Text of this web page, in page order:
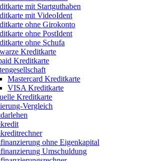
mit Startguthaben
mit VideoIdent
ohne Girokonto
ohne PostIdent
ohne Schufa
Kreditkarte
Kreditkarte
Mastercard Kreditkarte
VISA Kreditkarte
Kreditkarte
Vergleich
ohne Eigenkapital
Umschuldung